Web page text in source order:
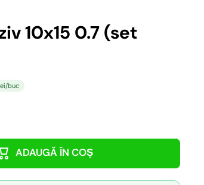
10x15 0.7 (set
buc
ADAUGĂ ÎN COȘ